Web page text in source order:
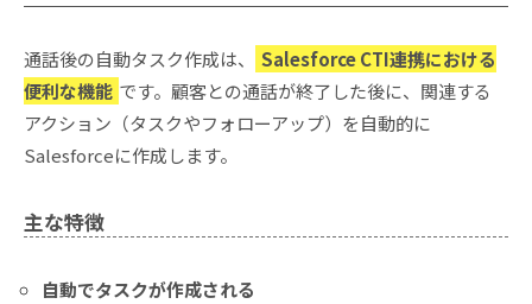
通話後の自動タスク作成は、
Salesforce CTI連携における
便利な機能 です。顧客との通話が終了した後に、関連する
アクション（タスクやフォローアップ）を自動的に
Salesforceに作成します。
主な特徴
自動でタスクが作成される